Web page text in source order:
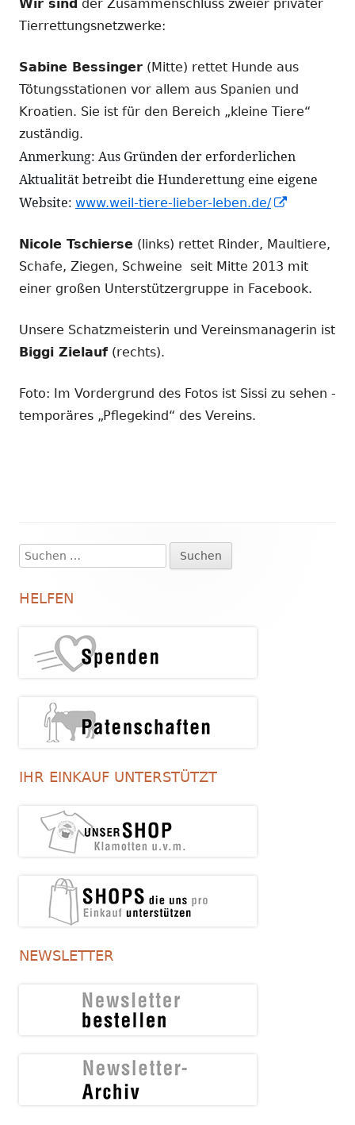
Wir sind der Zusammenschluss zweier privater
Tierrettungsnetzwerke:
Sabine Bessinger (Mitte) rettet Hunde aus
Tötungsstationen vor allem aus Spanien und
Kroatien. Sie ist für den Bereich „kleine Tiere“
zuständig.
Anmerkung: Aus Gründen der erforderlichen
Aktualität betreibt die Hunderettung eine eigene
Website: www.weil-tiere-lieber-leben.de/
Fenster
öffnen
Nicole Tschierse (links) rettet Rinder, Maultiere,
Schafe, Ziegen, Schweine seit Mitte 2013 mit
einer großen Unterstützergruppe in Facebook.
Unsere Schatzmeisterin und Vereinsmanagerin ist
Biggi Zielauf(rechts).
Foto: Im Vordergrund des Fotos ist Sissi zu sehen -
temporäres „Pflegekind“ des Vereins.
Haupt-
Seitenleiste
Suchen
nach:
HELFEN
IHR EINKAUF UNTERSTÜTZT
NEWSLETTER